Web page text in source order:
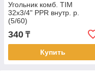
Угольник комб. TIM
32х3/4" PPR внутр. р.
(5/60)
340 ₸
Купить